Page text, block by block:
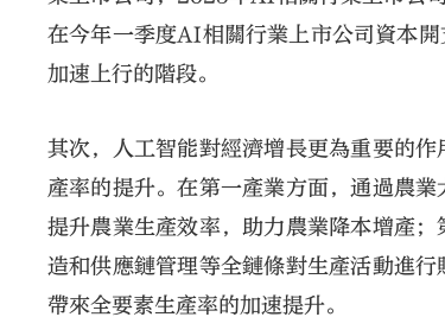
在今年一季度AI相關行業上市公司資本
加速上行的階段。
其次，人工智能對經濟增長更為重要的
產率的提升。在第一產業方面，通過農
提升農業生產效率，助力農業降本增產
造和供應鏈管理等全鏈條對生產活動進
帶來全要素生產率的加速提升。